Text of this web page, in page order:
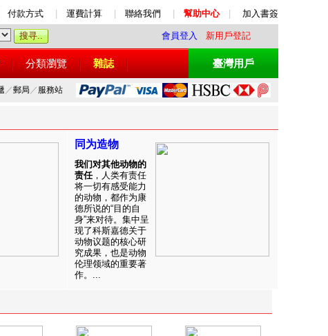
付款方式 運費計算 聯絡我們 幫助中心 加入書簽
會員登入 新用戶登記
分類瀏覽 雜誌 臺灣用戶
／郵局 ／ 服務站
同为造物
我们对其他动物的
责任，人类有责任
将一切有感受能力
的动物，都作为康
德所说的“目的自
身”来对待。集中呈
现了科斯嘉德关于
动物议题的核心研
究成果，也是动物
伦理领域的重要著
作。...